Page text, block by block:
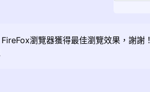
FireFox瀏覽器獲得最佳瀏覽效果，謝謝！